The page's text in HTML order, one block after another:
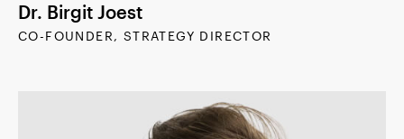
Dr. Birgit Joest
CO-FOUNDER, STRATEGY DIRECTOR